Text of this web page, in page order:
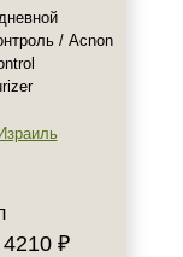
/ Acnon
Израиль
4210 ₽